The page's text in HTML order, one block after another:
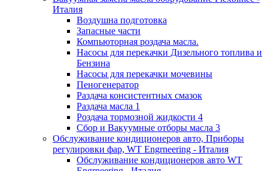
Италия
Воздушна подготовка
Запасные части
Компьюторная роздача масла.
Насосы для перекачки Дизельного топлива и
Бензина
Насосы для перекачки мочевины
Пеногенератор
Раздача консистентных смазок
Раздача масла 1
Роздача тормозной жидкости 4
Сбор и Вакуумные отборы масла 3
Обслуживание кондиционеров авто, Приборы
регулировки фар, WT Engrneering - Италия
Обслуживание кондиционеров авто WT